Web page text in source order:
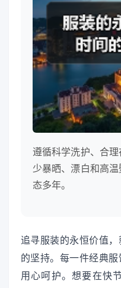
遵循科学洗护、合
少暴晒、漂白和高
态多年。
追寻服装的永恒价值
的坚持。每一件经典
用心呵护。想要在快